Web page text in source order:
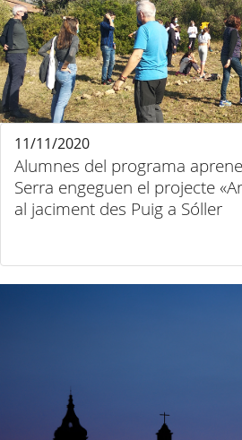
Alumnes del programa
Serra engeguen el projecte
al jaciment des Puig a Sóller
11/11/2020